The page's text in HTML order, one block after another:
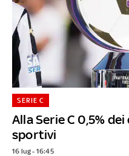
Alla Serie C 0,5%
sportivi
SERIE C
16 lug - 16:45